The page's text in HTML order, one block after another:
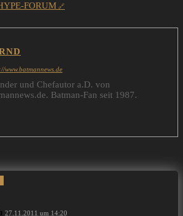
FORUM
www.batmannews.de
und Chefautor a.D. von
Batman-Fan seit 1987.
27.11.2011 um 14:20